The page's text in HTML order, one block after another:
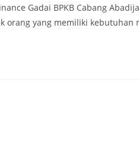
Gadai BPKB Cabang
orang yang memiliki kebutuhan